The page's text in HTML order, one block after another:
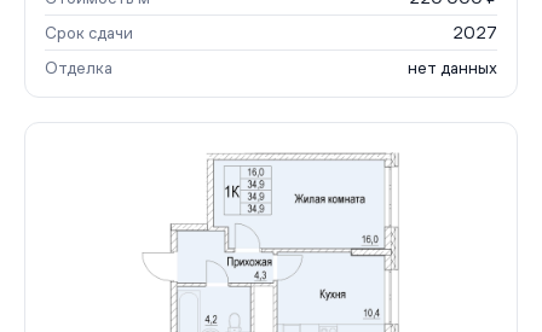
Срок сдачи
2027
Отделка
нет данных